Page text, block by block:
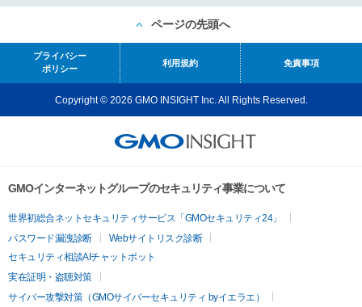
ページの先頭へ
プライバシー
ポリシー
利用規約 免責事項
Copyright © 2026 GMO INSIGHT Inc. All Rights Reserved.
GMOインターネットグループのセキュリティ事業について
世界初総合ネットセキュリティサービス「GMOセキュリティ24」
パスワード漏洩診断
Webサイトリスク診断
セキュリティ相談AIチャットボット
実在証明・盗聴対策
サイバー攻撃対策（GMOサイバーセキュリティ byイエラエ）